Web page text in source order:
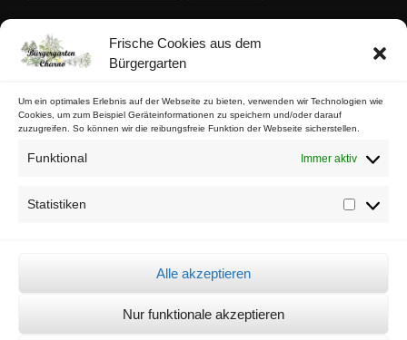
Frische Cookies aus dem
Bürgergarten
Um ein optimales Erlebnis auf der Webseite zu bieten, verwenden wir Technologien wie
Cookies, um zum Beispiel Geräteinformationen zu speichern und/oder darauf
zuzugreifen. So können wir die reibungsfreie Funktion der Webseite sicherstellen.
Funktional Immer aktiv
Statistiken
Alle akzeptieren
Nur funktionale akzeptieren
Zuletzt veröffentlicht
Buschfunk-Rezensionen: Gartenkrimis von Maren Gießwald
Buschfunk-Rezensionen: Gartenkrimis von Martina Parker
Buschfunk-Rezensionen: Schrebergartenkrimis von Mona Nikolay
Tschaabgsi-Körbchen